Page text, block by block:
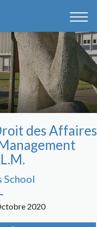
des Affaires
School
2020